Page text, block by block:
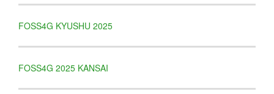
FOSS4G KYUSHU 2025
FOSS4G 2025 KANSAI